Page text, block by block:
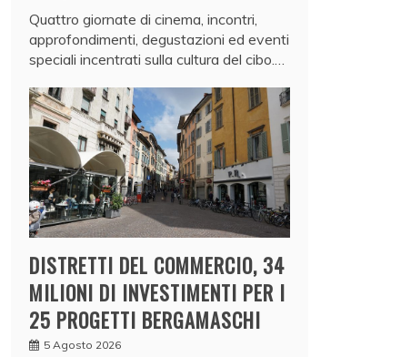
Quattro giornate di cinema, incontri,
approfondimenti, degustazioni ed eventi
speciali incentrati sulla cultura del cibo.…
DISTRETTI DEL COMMERCIO, 34
MILIONI DI INVESTIMENTI PER I
25 PROGETTI BERGAMASCHI
5 Agosto 2026